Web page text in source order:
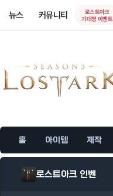
뉴스 커뮤니티
로스트아크
기대평 이벤트
홈 아이템 제작
로스트아크 인벤